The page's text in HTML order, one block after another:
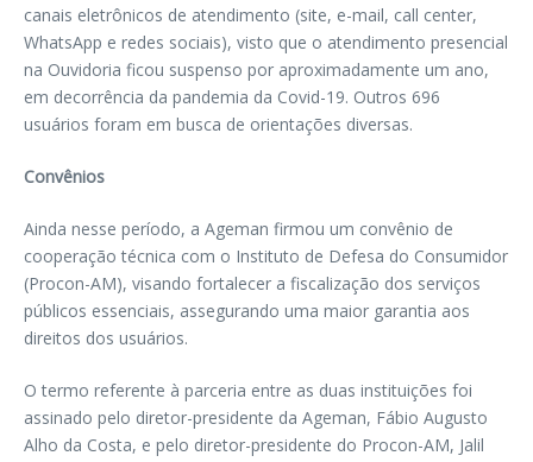
canais eletrônicos de atendimento (site, e-mail, call center,
WhatsApp e redes sociais), visto que o atendimento presencial
na Ouvidoria ficou suspenso por aproximadamente um ano,
em decorrência da pandemia da Covid-19. Outros 696
usuários foram em busca de orientações diversas.
Convênios
Ainda nesse período, a Ageman firmou um convênio de
cooperação técnica com o Instituto de Defesa do Consumidor
(Procon-AM), visando fortalecer a fiscalização dos serviços
públicos essenciais, assegurando uma maior garantia aos
direitos dos usuários.
O termo referente à parceria entre as duas instituições foi
assinado pelo diretor-presidente da Ageman, Fábio Augusto
Alho da Costa, e pelo diretor-presidente do Procon-AM, Jalil